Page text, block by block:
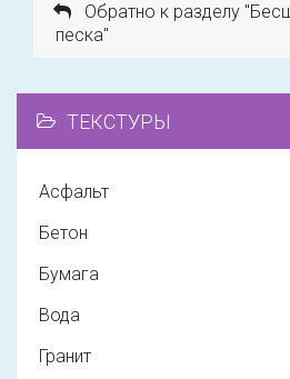
Обратно к разделу
песка"
ТЕКСТУРЫ
Асфальт
Бетон
Бумага
Вода
Гранит